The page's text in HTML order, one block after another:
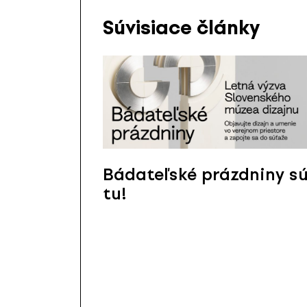
Súvisiace články
Bádateľské prázdniny
tu!